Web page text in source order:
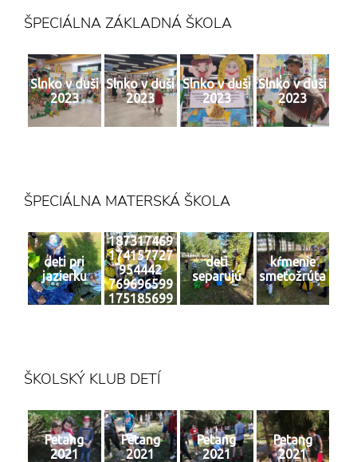
ŠPECIÁLNA ZÁKLADNÁ ŠKOLA
Slnko v duši
2023
Slnko v duši
2023
Slnko v duši
2023
Slnko v duši
2023
ŠPECIÁLNA MATERSKÁ ŠKOLA
deti pri
jazierku
187317469
174157727
954442
769696599
175185699
deti
separujú
kŕmenie
smeťožrúta
ŠKOLSKÝ KLUB DETÍ
Petang
2021
Petang
2021
Petang
2021
Petang
2021